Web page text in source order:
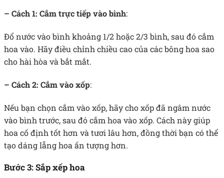
– Cách 1: Cắm trực tiếp vào bình:
Đổ nước vào bình khoảng 1/2 hoặc 2/3 bình, sau đó cắm
hoa vào. Hãy điều chỉnh chiều cao của các bông hoa sao
cho hài hòa và bắt mắt.
– Cách 2: Cắm vào xốp:
Nếu bạn chọn cắm vào xốp, hãy cho xốp đã ngâm nước
vào bình trước, sau đó cắm hoa vào xốp. Cách này giúp
hoa cố định tốt hơn và tươi lâu hơn, đồng thời bạn có thể
tạo dáng lẵng hoa ấn tượng hơn.
Bước 3: Sắp xếp hoa